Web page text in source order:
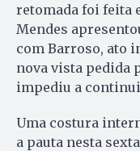
retomada foi feita
Mendes
com Barroso, ato
nova vista pedida
impediu a
Uma costura
a pauta nesta